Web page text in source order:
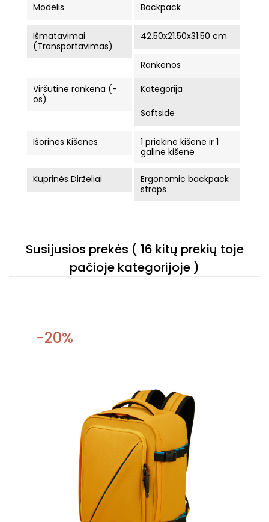
Modelis Backpack
Išmatavimai
(Transportavimas)
42.50x21.50x31.50 cm
Rankenos
Viršutinė rankena (-
os)
Kategorija
Softside
Išorinės Kišenės
1 priekinė kišenė ir 1
galinė kišenė
Kuprinės Dirželiai
Ergonomic backpack
straps
Susijusios prekės ( 16 kitų prekių toje
pačioje kategorijoje )
−20%